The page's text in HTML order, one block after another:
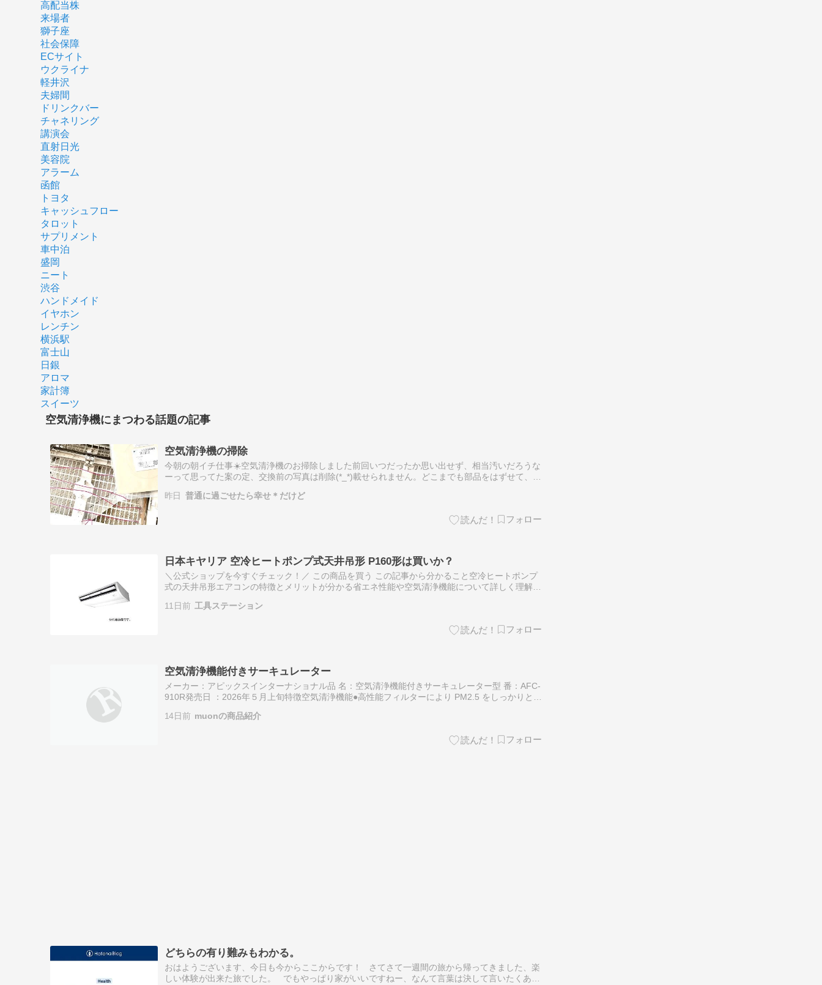
高配当株
来場者
獅子座
社会保障
ECサイト
ウクライナ
軽井沢
夫婦間
ドリンクバー
チャネリング
講演会
直射日光
美容院
アラーム
函館
トヨタ
キャッシュフロー
タロット
サプリメント
車中泊
盛岡
ニート
渋谷
ハンドメイド
イヤホン
レンチン
横浜駅
富士山
日銀
アロマ
家計簿
スイーツ
空気清浄機にまつわる話題の記事
空気清浄機の掃除
今朝の朝イチ仕事☀️空気清浄機のお掃除しました前回いつだったか思い出せず、相当汚いだろうな
ーって思ってた案の定、交換前の写真は削除(*_*)載せられません。どこまでも部品をはずせて、気
した時…
昨日 普通に過ごせたら幸せ＊だけど
日本キヤリア 空冷ヒートポンプ式天井吊形 P160形は買いか？
＼公式ショップを今すぐチェック！／ この商品を買う この記事から分かること空冷ヒートポンプ
式の天井吊形エアコンの特徴とメリットが分かる省エネ性能や空気清浄機能について詳しく理解で
形エアコンと…
11日前 工具ステーション
空気清浄機能付きサーキュレーター
メーカー：アピックスインターナショナル品 名：空気清浄機能付きサーキュレーター型 番：AFC-
910R発売日 ：2026年５月上旬特徴空気清浄機能●高性能フィルターにより PM2.5 をしっかりと除
14日前 muonの商品紹介
どちらの有り難みもわかる。
おはようございます、今日も今からここからです！ さてさて一週間の旅から帰ってきました、楽
しい体験が出来た旅でした。 でもやっぱり家がいいですねー、なんて言葉は決して言いたくあり